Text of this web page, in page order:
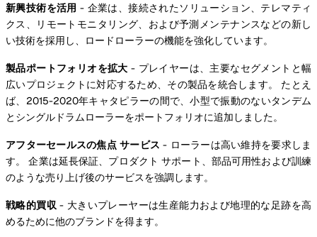
新興技術を活用 - 企業は、接続されたソリューション、テレマティ
クス、リモートモニタリング、および予測メンテナンスなどの新し
い技術を採用し、ロードローラーの機能を強化しています。
製品ポートフォリオを拡大 - プレイヤーは、主要なセグメントと幅
広いプロジェクトに対応するため、その製品を統合します。 たとえ
ば、2015-2020年キャタピラーの間で、小型で振動のないタンデム
とシングルドラムローラーをポートフォリオに追加しました。
アフターセールスの焦点 サービス - ローラーは高い維持を要求しま
す。 企業は延長保証、プロダクト サポート、部品可用性および訓練
のような売り上げ後のサービスを強調します。
戦略的買収 - 大きいプレーヤーは生産能力および地理的な足跡を高
めるために他のブランドを得ます。